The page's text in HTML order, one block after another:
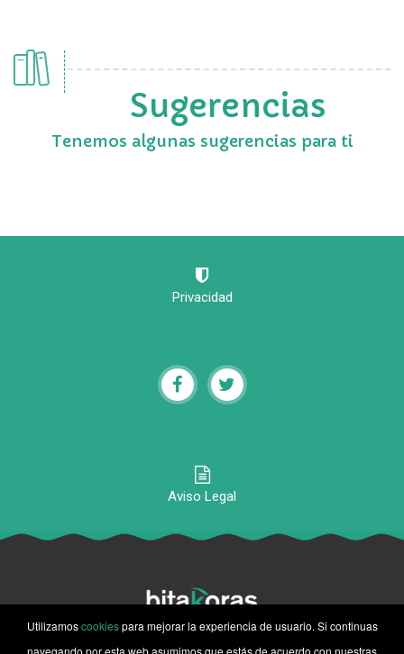
Sugerencias
Tenemos algunas sugerencias para ti
Privacidad
Aviso Legal
© 2020-2026 Bitakoras, Todos los derechos reservados
Utilizamoscookiespara mejorar la experiencia de usuario. Si continuas
navegando por esta web asumimos que estás de acuerdo con nuestras